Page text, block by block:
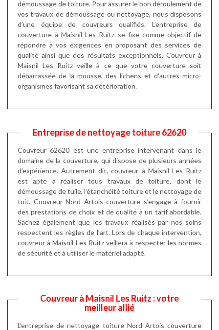
démoussage de toiture. Pour assurer le bon déroulement de
vos travaux de démoussage ou nettoyage, nous disposons
d’une équipe de couvreurs qualifiés. L’entreprise de
couverture à Maisnil Les Ruitz se fixe comme objectif de
répondre à vos exigences en proposant des services de
qualité ainsi que des résultats exceptionnels. Couvreur à
Maisnil Les Ruitz veille à ce que votre couverture soit
débarrassée de la mousse, des lichens et d’autres micro-
organismes favorisant sa détérioration.
Entreprise de nettoyage toiture 62620
Couvreur 62620 est une entreprise intervenant dans le
domaine de la couverture, qui dispose de plusieurs années
d’expérience. Autrement dit, couvreur à Maisnil Les Ruitz
est apte à réaliser tous travaux de toiture, dont le
démoussage de tuile, l’étanchéité toiture et le nettoyage de
toit. Couvreur Nord Artois couverture s’engage à fournir
des prestations de choix et de qualité à un tarif abordable.
Sachez également que les travaux réalisés par nos soins
respectent les règles de l’art. Lors de chaque intervention,
couvreur à Maisnil Les Ruitz veillera à respecter les normes
de sécurité et à utiliser le matériel adapté.
Couvreur à Maisnil Les Ruitz : votre
meilleur allié
L’entreprise de nettoyage toiture Nord Artois couverture